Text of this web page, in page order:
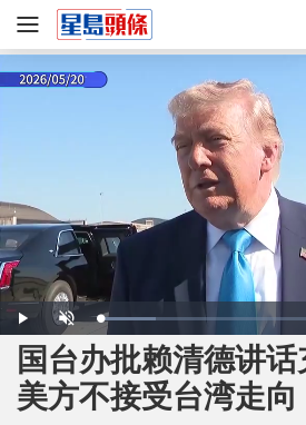
P
l
a
y
U
n
u
t
e
L
o
a
d
e
d
:
2
2
国台办批赖清德讲
美方不接受台湾走向